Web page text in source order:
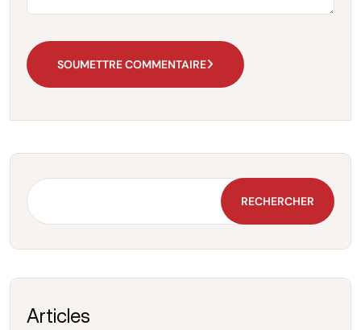
SOUMETTRE COMMENTAIRE
RECHERCHER
Articles